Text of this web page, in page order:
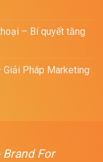
– Bí quyết tăng
Giải Pháp Marketing
For